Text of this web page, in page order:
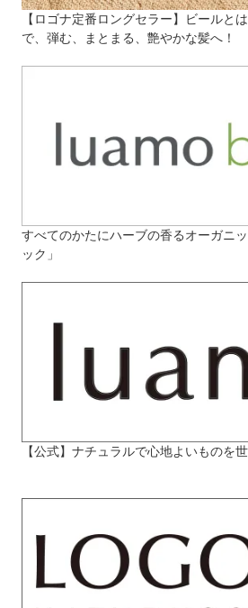
【ロゴナ定番ロングセラー】ビールと
で、弾む、まとまる、艶やかな髪へ！
すべてのかたにハーブの香るオーガニ
ック」
【公式】ナチュラルで心地よいものを